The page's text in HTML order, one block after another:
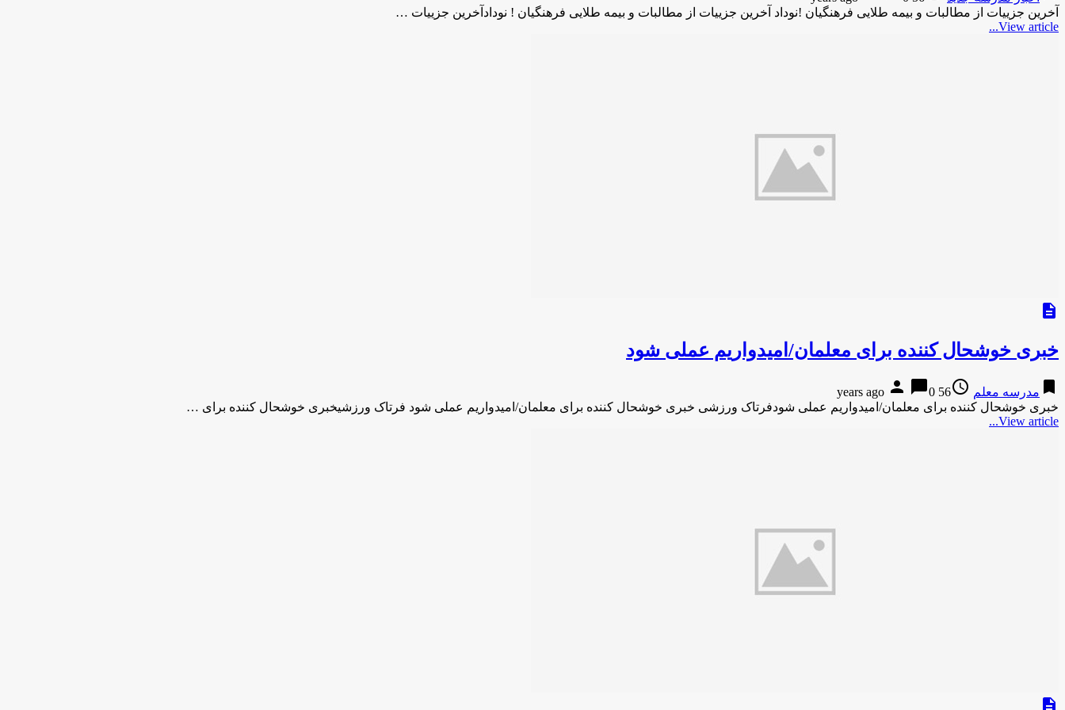
آخرین جزییات از مطالبات و بیمه طلایی فرهنگیان !نوداد آخرین جزییات از مطالبات و بیمه طلایی فرهنگیان ! نودادآخرین جزییات …
View article...
description
خبری خوشحال کننده برای معلمان/امیدواریم عملی شود
bookmark مدرسه معلم access_time
56 years ago
person chat_bubble0
خبری خوشحال کننده برای معلمان/امیدواریم عملی شودفرتاک ورزشی خبری خوشحال کننده برای معلمان/امیدواریم عملی شود فرتاک ورزشیخبری خوشحال کننده برای …
View article...
description